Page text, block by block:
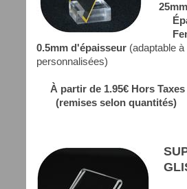
25mm
0.5mm d'épaisseur (adaptable
personnalisées)
À partir de 1.95€ Hors
(remises selon quantités)